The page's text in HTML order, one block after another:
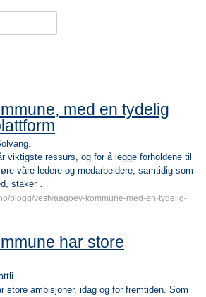
med en tydelig
viktigste ressurs, og for å legge forholdene til
våre ledere og medarbeidere, samtidig som
staker …
blogg/vestvaagoey-kommune-med-en-tydelig-
har store
store ambisjoner, idag og for fremtiden. Som